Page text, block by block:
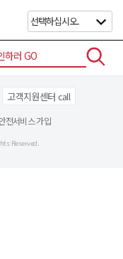
고객지원센터 call
전서비스 가입
Reserved.